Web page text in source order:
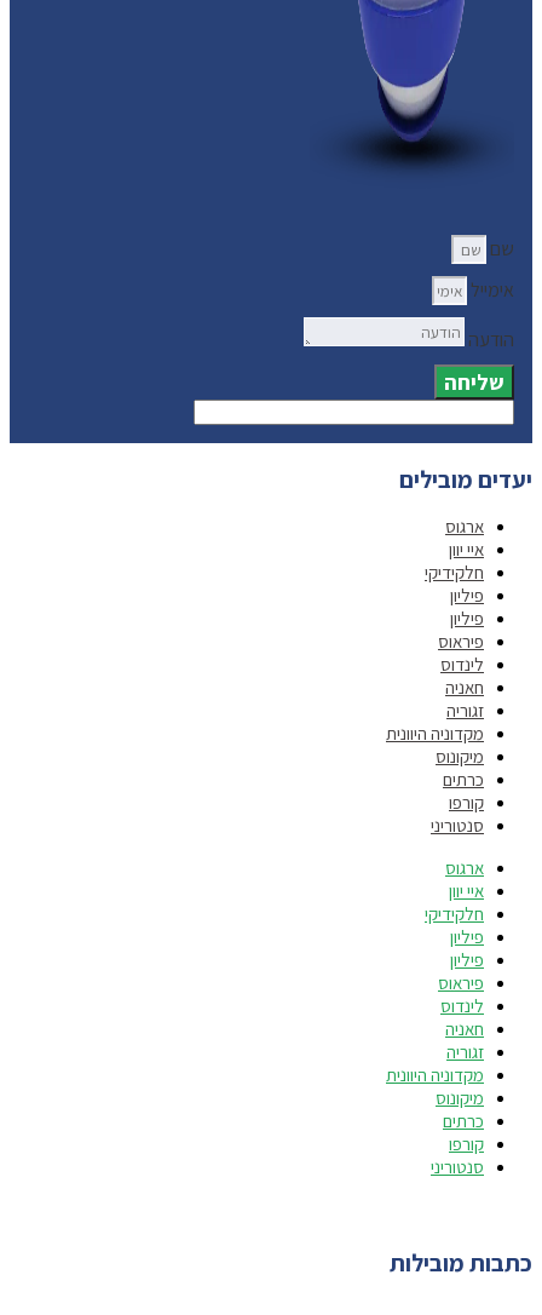
שם
אימייל
הודעה
שליחה
יעדים מובילים
ארגוס
איי יוון
חלקידיקי
פיליון
פיליון
פיראוס
לינדוס
חאניה
זגוריה
מקדוניה היוונית
מיקונוס
כרתים
קורפו
סנטוריני
ארגוס
איי יוון
חלקידיקי
פיליון
פיליון
פיראוס
לינדוס
חאניה
זגוריה
מקדוניה היוונית
מיקונוס
כרתים
קורפו
סנטוריני
כתבות מובילות